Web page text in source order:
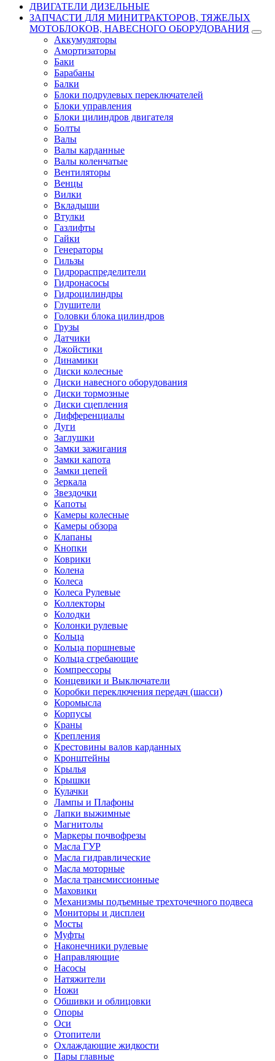
ДВИГАТЕЛИ ДИЗЕЛЬНЫЕ
ЗАПЧАСТИ ДЛЯ МИНИТРАКТОРОВ, ТЯЖЕЛЫХ
МОТОБЛОКОВ, НАВЕСНОГО ОБОРУДОВАНИЯ
Аккумуляторы
Амортизаторы
Баки
Барабаны
Балки
Блоки подрулевых переключателей
Блоки управления
Блоки цилиндров двигателя
Болты
Валы
Валы карданные
Валы коленчатые
Вентиляторы
Венцы
Вилки
Вкладыши
Втулки
Газлифты
Гайки
Генераторы
Гильзы
Гидрораспределители
Гидронасосы
Гидроцилиндры
Глушители
Головки блока цилиндров
Грузы
Датчики
Джойстики
Динамики
Диски колесные
Диски навесного оборудования
Диски тормозные
Диски сцепления
Дифференциалы
Дуги
Заглушки
Замки зажигания
Замки капота
Замки цепей
Зеркала
Звездочки
Капоты
Камеры колесные
Камеры обзора
Клапаны
Кнопки
Коврики
Колена
Колеса
Колеса Рулевые
Коллекторы
Колодки
Колонки рулевые
Кольца
Кольца поршневые
Кольца сгребающие
Компрессоры
Концевики и Выключатели
Коробки переключения передач (шасси)
Коромысла
Корпусы
Краны
Крепления
Крестовины валов карданных
Кронштейны
Крылья
Крышки
Кулачки
Лампы и Плафоны
Лапки выжимные
Магнитолы
Маркеры почвофрезы
Масла ГУР
Масла гидравлические
Масла моторные
Масла трансмиссионные
Маховики
Механизмы подъемные трехточечного подвеса
Мониторы и дисплеи
Мосты
Муфты
Наконечники рулевые
Направляющие
Насосы
Натяжители
Ножи
Обшивки и облицовки
Опоры
Оси
Отопители
Охлаждающие жидкости
Пары главные